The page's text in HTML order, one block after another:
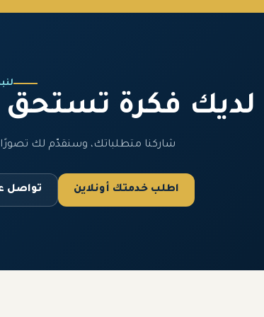
لديك فكرة تستحق
شاركنا متطلباتك، وسنقدّم لك
اطلب خدمتك أونلاين تواصل